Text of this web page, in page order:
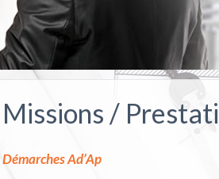
Missions /
Démarches Ad’Ap